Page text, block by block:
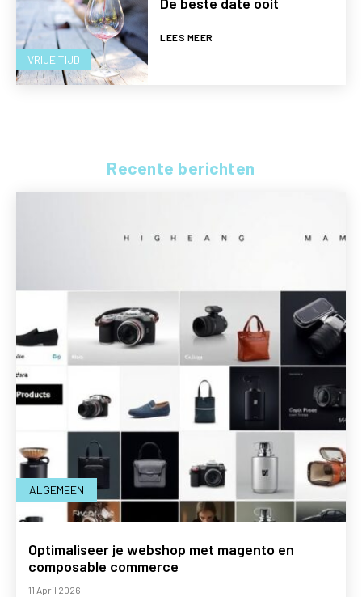
VRIJE TIJD
LEES MEER
Recente berichten
ALGEMEEN
Optimaliseer je webshop met magento en
composable commerce
11 April 2026